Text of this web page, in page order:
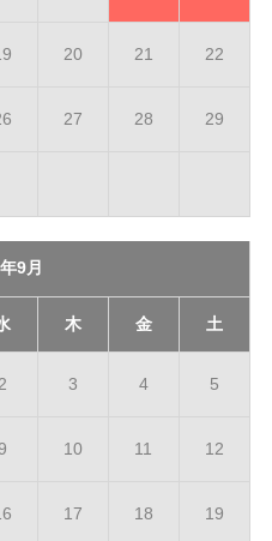
20 21 22
27 28 29
9月
木 金 土
3 4 5
10 11 12
17 18 19